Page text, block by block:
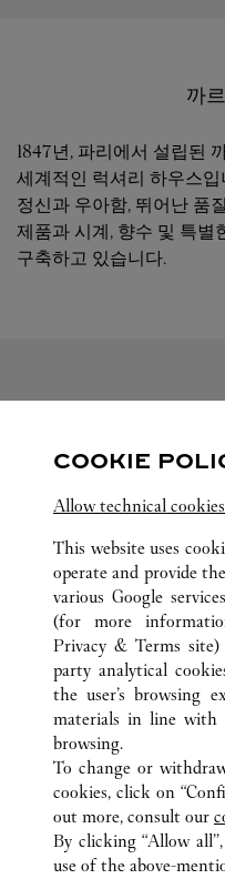
까
1847년, 파리에서 설립된
세계적인 럭셔리 하우스
정신과 우아함, 뛰어난 품
제품과 시계, 향수 및 특별
구축하고 있습니다.
Visit us on
Link Opens in
Visit us on
Link Opens in
전체 까르띠에 부티크
CUSTOMER CARE
CONTACT US
OUR COMPANY
COOKIE
Allow technical
This website uses
operate and provide
various Google
(for more
Privacy & Terms site)
party analytical
the user’s browsing
materials in line with
browsing.
To change or
cookies, click on
out more, consult our
By clicking “Allow
use of the above-